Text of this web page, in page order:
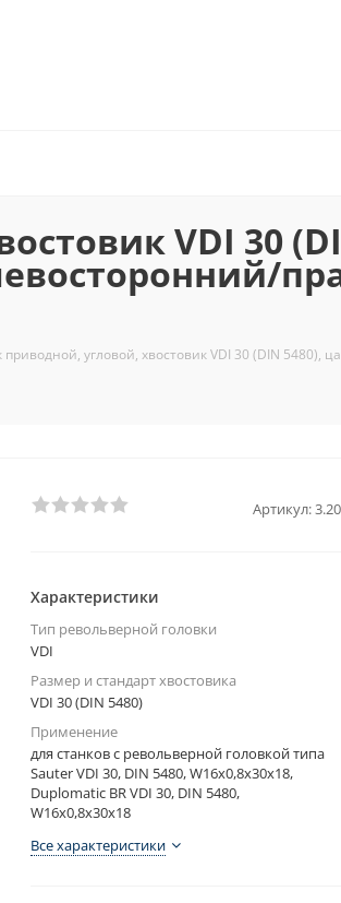
VDI 30
приводной, угловой, хвостовик VDI 30 (DIN 5480),
Артикул:
Характеристики
Тип револьверной головки
VDI
Размер и стандарт хвостовика
VDI 30 (DIN 5480)
Применение
для станков с револьверной головкой типа
Sauter VDI 30, DIN 5480, W16x0,8x30x18,
Duplomatic BR VDI 30, DIN 5480,
W16x0,8x30x18
Все характеристики